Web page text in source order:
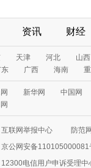
资讯 财经
天津 河北
山西
东 广西 海南
新华网
中国网
互联网举报中心
防范
京公网安备110105000081
12300电信用户申诉受理中